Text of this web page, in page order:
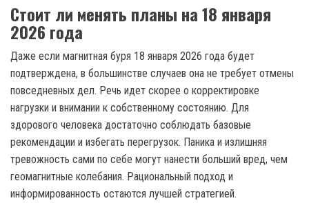
Стоит ли менять планы на 18 января
2026 года
Даже если магнитная буря 18 января 2026 года будет
подтверждена, в большинстве случаев она не требует отмены
повседневных дел. Речь идет скорее о корректировке
нагрузки и внимании к собственному состоянию. Для
здорового человека достаточно соблюдать базовые
рекомендации и избегать перегрузок. Паника и излишняя
тревожность сами по себе могут нанести больший вред, чем
геомагнитные колебания. Рациональный подход и
информированность остаются лучшей стратегией.